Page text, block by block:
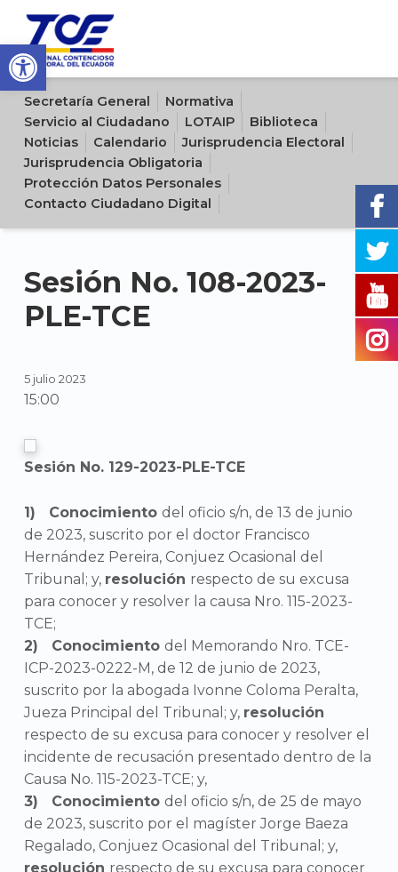
Open toolbar
Sitio oficial del Tribunal Contencioso Electoral del Ecuador
Secretaría General
Normativa
Servicio al Ciudadano
LOTAIP
Biblioteca
Noticias
Calendario
Jurisprudencia Electoral
Jurisprudencia Obligatoria
Protección Datos Personales
Contacto Ciudadano Digital
Sesión No. 108-2023-
PLE-TCE
5 julio 2023
15:00
Sesión No. 129-2023-PLE-TCE
Conocimiento del oficio s/n, de 13 de junio
de 2023, suscrito por el doctor Francisco
Hernández Pereira, Conjuez Ocasional del
Tribunal; y, resolución respecto de su excusa
para conocer y resolver la causa Nro. 115-2023-
TCE;
Conocimiento del Memorando Nro. TCE-
ICP-2023-0222-M, de 12 de junio de 2023,
suscrito por la abogada Ivonne Coloma Peralta,
Jueza Principal del Tribunal; y, resolución
respecto de su excusa para conocer y resolver el
incidente de recusación presentado dentro de la
Causa No. 115-2023-TCE; y,
Conocimiento del oficio s/n, de 25 de mayo
de 2023, suscrito por el magíster Jorge Baeza
Regalado, Conjuez Ocasional del Tribunal; y,
resolución respecto de su excusa para conocer